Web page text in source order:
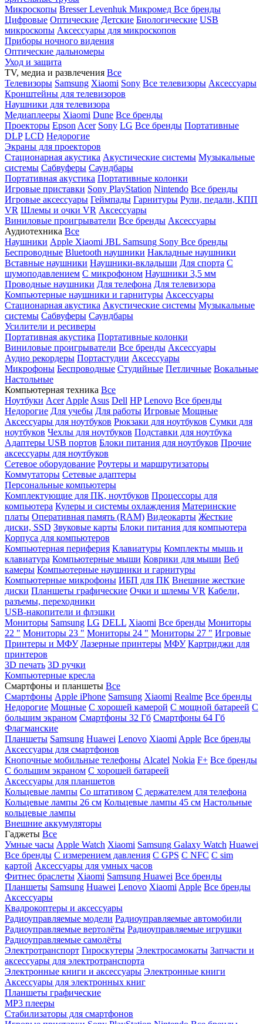
Микроскопы BresserLevenhuk Микромед Все бренды
Цифровые Оптические Детские Биологические USB
микроскопы Аксессуары для микроскопов
Приборы ночного видения
Оптические дальномеры
Уход и защита
TV, медиа и развлечения Все
Телевизоры Samsung Xiaomi Sony Все телевизоры Аксессуары
Кронштейны для телевизоров
Наушники для телевизора
Медиаплееры Xiaomi Dune Все бренды
Проекторы Epson Acer Sony LG Все бренды Портативные
DLP LCD Недорогие
Экраны для проекторов
Стационарная акустика Акустические системы Музыкальные
системы Сабвуферы Саундбары
Портативная акустика Портативные колонки
Игровые приставки Sony PlayStation Nintendo Все бренды
Игровые аксессуары Геймпады Гарнитуры Рули, педали, КПП
VR Шлемы и очки VR Аксессуары
Виниловые проигрыватели Все бренды Аксессуары
Аудиотехника Все
Наушники Apple Xiaomi JBL Samsung Sony Все бренды
Беспроводные Bluetooth наушники Накладные наушники
Вставные наушники Наушники-вкладыши Для спорта С
шумоподавлением С микрофоном Наушники 3,5 мм
Проводные наушники Для телефона Для телевизора
Компьютерные наушники и гарнитуры Аксессуары
Стационарная акустика Акустические системы Музыкальные
системы Сабвуферы Саундбары
Усилители и ресиверы
Портативная акустика Портативные колонки
Виниловые проигрыватели Все бренды Аксессуары
Аудио рекордеры Портастудии Аксессуары
Микрофоны Беспроводные Студийные Петличные Вокальные
Настольные
Компьютерная техника Все
Ноутбуки Acer Apple Asus Dell HP Lenovo Все бренды
Недорогие Для учебы Для работы Игровые Мощные
Аксессуары для ноутбуков Рюкзаки для ноутбуков Сумки для
ноутбуков Чехлы для ноутбуков Подставки для ноутбука
Адаптеры USB портов Блоки питания для ноутбуков Прочие
аксессуары для ноутбуков
Сетевое оборудование Роутеры и маршрутизаторы
Коммутаторы Сетевые адаптеры
Персональные компьютеры
Комплектующие для ПК, ноутбуков Процессоры для
компьютера Кулеры и системы охлаждения Материнские
платы Оперативная память (RAM) Видеокарты Жесткие
диски, SSD Звуковые карты Блоки питания для компьютера
Корпуса для компьютеров
Компьютерная периферия Клавиатуры Комплекты мышь и
клавиатура Компьютерные мыши Коврики для мыши Веб
камеры Компьютерные наушники и гарнитуры
Компьютерные микрофоны ИБП для ПК Внешние жесткие
диски Планшеты графические Очки и шлемы VR Кабели,
разъемы, переходники
USB-накопители и флэшки
Мониторы Samsung LG DELL Xiaomi Все бренды Мониторы
22 " Мониторы 23 " Мониторы 24 " Мониторы 27 " Игровые
Принтеры и МФУ Лазерные принтеры МФУ Картриджи для
принтеров
3D печать 3D ручки
Компьютерные кресла
Смартфоны и планшеты Все
Смартфоны Apple iPhone Samsung Xiaomi Realme Все бренды
Недорогие Мощные С хорошей камерой С мощной батареей С
большим экраном Смартфоны 32 Гб Смартфоны 64 Гб
Флагманские
Планшеты Samsung Huawei Lenovo Xiaomi Apple Все бренды
Аксессуары для смартфонов
Кнопочные мобильные телефоны Alcatel Nokia F+ Все бренды
С большим экраном С хорошей батареей
Аксессуары для планшетов
Кольцевые лампы Со штативом C держателем для телефона
Кольцевые лампы 26 см Кольцевые лампы 45 см Настольные
кольцевые лампы
Внешние аккумуляторы
Гаджеты Все
Умные часы Apple Watch Xiaomi Samsung Galaxy Watch Huawei
Все бренды C измерением давления C GPS C NFC C sim
картой Аксессуары для умных часов
Фитнес браслеты Xiaomi Samsung Huawei Все бренды
Планшеты Samsung Huawei Lenovo Xiaomi Apple Все бренды
Аксессуары
Квадрокоптеры и аксессуары
Радиоуправляемые модели Радиоуправляемые автомобили
Радиоуправляемые вертолёты Радиоуправляемые игрушки
Радиоуправляемые самолёты
Электротранспорт Гироскутеры Электросамокаты Запчасти и
аксессуары для электротранспорта
Электронные книги и аксессуары Электронные книги
Аксессуары для электронных книг
Планшеты графические
MP3 плееры
Стабилизаторы для смартфонов